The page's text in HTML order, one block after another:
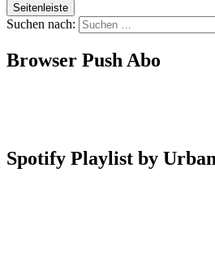
Seitenleiste
Suchen nach:
Browser Push Abo
Spotify Playlist by